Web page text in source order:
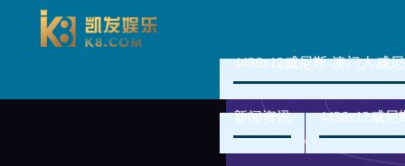
4436x12威尼斯-澳门人威
新闻资讯 4436x12威